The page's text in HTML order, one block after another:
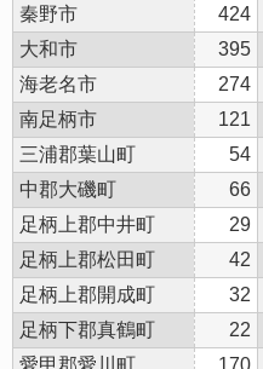
秦野市
424
大和市
395
海老名市
274
南足柄市
121
三浦郡葉山町
54
中郡大磯町
66
足柄上郡中井町
29
足柄上郡松田町
42
足柄上郡開成町
32
足柄下郡真鶴町
22
愛甲郡愛川町
170